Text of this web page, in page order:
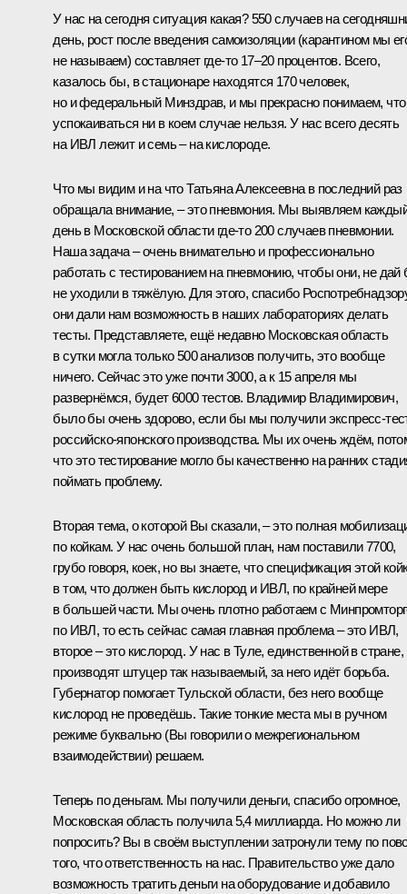
У нас на сегодня ситуация какая? 550 случаев на
день, рост после введения самоизоляции (карантином мы
не называем) составляет где-то 17–20 процентов. Всего,
казалось бы, в стационаре находятся 170 человек,
но и федеральный Минздрав, и мы прекрасно понимаем, что
успокаиваться ни в коем случае нельзя. У нас всего десять
на ИВЛ лежит и семь – на кислороде.
Что мы видим и на что Татьяна Алексеевна в последний раз
обращала внимание, – это пневмония. Мы выявляем
день в Московской области где-то 200 случаев пневмонии.
Наша задача – очень внимательно и профессионально
работать с тестированием на пневмонию, чтобы они, не дай
не уходили в тяжёлую. Для этого, спасибо
они дали нам возможность в наших лабораториях делать
тесты. Представляете, ещё недавно Московская область
в сутки могла только 500 анализов получить, это вообще
ничего. Сейчас это уже почти 3000, а к 15 апреля мы
развернёмся, будет 6000 тестов. Владимир Владимирович,
было бы очень здорово, если бы мы получили экспресс-
российско-японского производства. Мы их очень ждём,
что это тестирование могло бы качественно на ранних
поймать проблему.
Вторая тема, о которой Вы сказали, – это полная
по койкам. У нас очень большой план, нам поставили 7700,
грубо говоря, коек, но вы знаете, что спецификация этой
в том, что должен быть кислород и ИВЛ, по крайней мере
в большей части. Мы очень плотно работаем с
по ИВЛ, то есть сейчас самая главная проблема – это ИВЛ,
второе – это кислород. У нас в Туле, единственной в стране,
производят штуцер так называемый, за него идёт борьба.
Губернатор помогает Тульской области, без него вообще
кислород не проведёшь. Такие тонкие места мы в ручном
режиме буквально (Вы говорили о межрегиональном
взаимодействии) решаем.
Теперь по деньгам. Мы получили деньги, спасибо огромное,
Московская область получила 5,4 миллиарда. Но можно ли
попросить? Вы в своём выступлении затронули тему по
того, что ответственность на нас. Правительство уже дало
возможность тратить деньги на оборудование и добавило